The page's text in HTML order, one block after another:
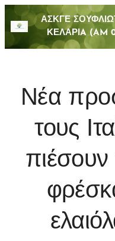
ΑΣΚΓΕ
ΚΕΛΑΡΙA (AM
Νέα
τους
πιέσουν